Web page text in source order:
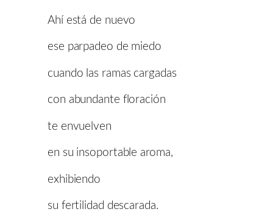
Ahí está de nuevo
ese parpadeo de miedo
cuando las ramas cargadas
con abundante floración
te envuelven
en su insoportable aroma,
exhibiendo
su fertilidad descarada.